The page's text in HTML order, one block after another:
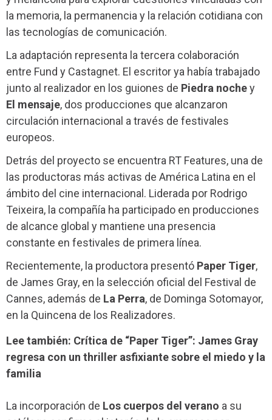
la memoria, la permanencia y la relación cotidiana con
las tecnologías de comunicación.
La adaptación representa la tercera colaboración
entre Fund y Castagnet. El escritor ya había trabajado
junto al realizador en los guiones de Piedra nochey
El mensaje, dos producciones que alcanzaron
circulación internacional a través de festivales
europeos.
Detrás del proyecto se encuentra RT Features, una de
las productoras más activas de América Latina en el
ámbito del cine internacional. Liderada por Rodrigo
Teixeira, la compañía ha participado en producciones
de alcance global y mantiene una presencia
constante en festivales de primera línea.
Recientemente, la productora presentó Paper Tiger,
de James Gray, en la selección oficial del Festival de
Cannes, además de La Perra, de Dominga Sotomayor,
en la Quincena de los Realizadores.
Lee también: Crítica de “Paper Tiger”: James Gray
regresa con un thriller asfixiante sobre el miedo y la
familia
La incorporación de Los cuerpos del verano a su